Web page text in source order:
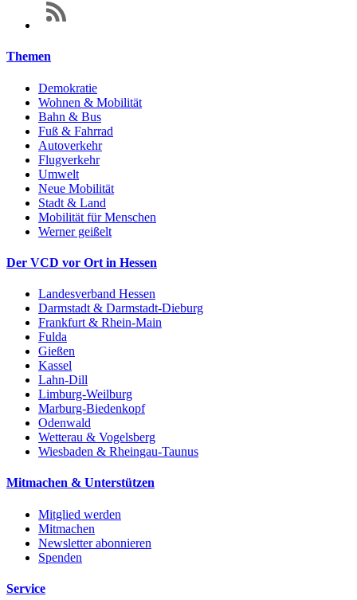
Themen
Demokratie
Wohnen & Mobilität
Bahn & Bus
Fuß & Fahrrad
Autoverkehr
Flugverkehr
Umwelt
Neue Mobilität
Stadt & Land
Mobilität für Menschen
Werner geißelt
Der VCD vor Ort in Hessen
Landesverband Hessen
Darmstadt & Darmstadt-Dieburg
Frankfurt & Rhein-Main
Fulda
Gießen
Kassel
Lahn-Dill
Limburg-Weilburg
Marburg-Biedenkopf
Odenwald
Wetterau & Vogelsberg
Wiesbaden & Rheingau-Taunus
Mitmachen & Unterstützen
Mitglied werden
Mitmachen
Newsletter abonnieren
Spenden
Service